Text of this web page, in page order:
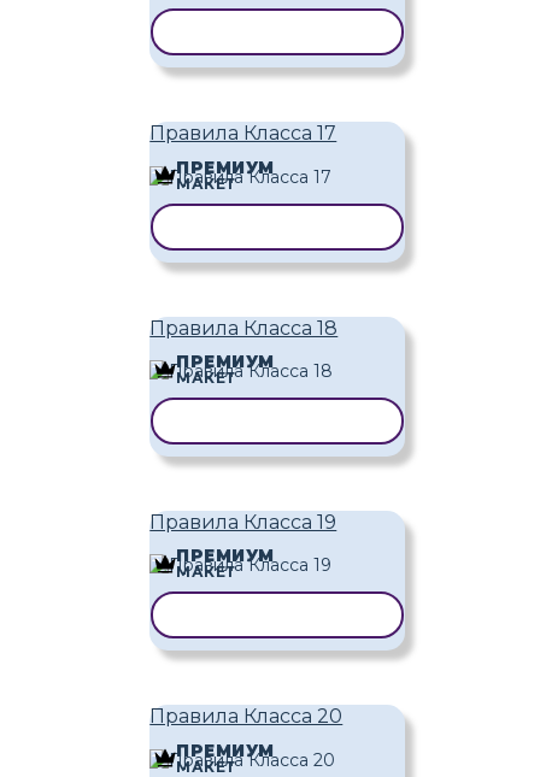
Правила Класса 17
ПРЕМИУМ
МАКЕТ
Правила Класса 18
ПРЕМИУМ
МАКЕТ
Правила Класса 19
ПРЕМИУМ
МАКЕТ
Правила Класса 20
ПРЕМИУМ
МАКЕТ